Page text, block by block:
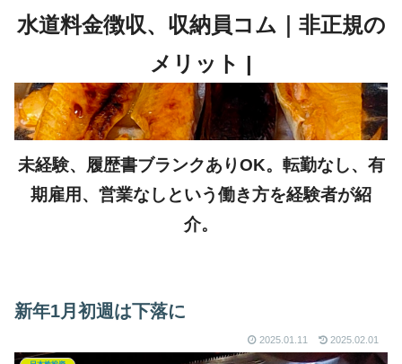
未経験、履歴書ブランクありOK。転勤なし、有
期雇用、営業なしという働き方を経験者が紹
介。
新年1月初週は下落に
2025.01.11 2025.02.01